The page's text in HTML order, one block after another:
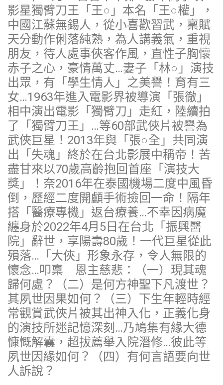
影星獨臂刀王「王○」本名「王○權」，
中國江蘇無錫人，從小喜歡習武，稟賦
天分動作俐落純熟，為人講義氣，重視
朋友，待人處事俠客作風，直性子胸懷
赤子之心，豪情萬丈…妻子「林○」演技
出眾，有「學生情人」之美譽！育有三
女…1963年進入電影界被導演「張徹」
相中演出電影「獨臂刀」走紅，陸續拍
了「獨臂刀王」…等60部武俠片被譽為
武俠巨星！2013年與「張○全」共同演
出「失魂」終於在台北影展中稱帝！苦
盡甘來以70歲高齡抱回首座「演技大
獎」！奈2016年在泰國機場二度中風昏
倒，歷經二度開顱手術撿回一命！隔年
搭「醫療專機」返台療養…不幸因病魔
纏身於2022年4月5日在台北「振興醫
院」辭世，享陽壽80歲！一代巨星從此
殞落…「大俠」形象永存，令人無限的
懷念…叩稟 恩主慈悲：（一）現其魂
歸何處？（二）是何方神聖下凡渡世？
其夙世因果如何？（三）下生年輕時經
常觀賞武俠片被其出神入化，正義化身
的演技所迷記憶深刻…乃鳩集有緣大德
慷慨解囊，超拔薦舉入院潛修…彼此等
夙世因緣如何？（四）有何言語要向世
人訴說？